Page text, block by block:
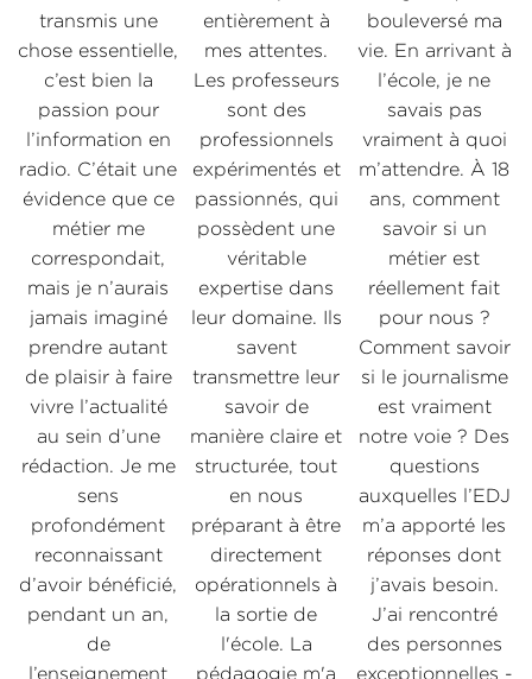
transmis une
chose essentielle,
c’est bien la
passion pour
l’information en
radio. C’était une
évidence que ce
métier me
correspondait,
mais je n’aurais
jamais imaginé
prendre autant
de plaisir à faire
vivre l’actualité
au sein d’une
rédaction. Je me
sens
profondément
reconnaissant
d’avoir bénéficié,
pendant un an,
de
l’enseignement
entièrement à
mes attentes.
Les professeurs
sont des
professionnels
expérimentés et
passionnés, qui
possèdent une
véritable
expertise dans
leur domaine. Ils
savent
transmettre leur
savoir de
manière claire et
structurée, tout
en nous
préparant à être
directement
opérationnels à
la sortie de
l'école. La
pédagogie m'a
bouleversé ma
vie. En arrivant à
l’école, je ne
savais pas
vraiment à quoi
m’attendre. À 18
ans, comment
savoir si un
métier est
réellement fait
pour nous ?
Comment savoir
si le journalisme
est vraiment
notre voie ? Des
questions
auxquelles l’EDJ
m’a apporté les
réponses dont
j’avais besoin.
J’ai rencontré
des personnes
exceptionnelles -